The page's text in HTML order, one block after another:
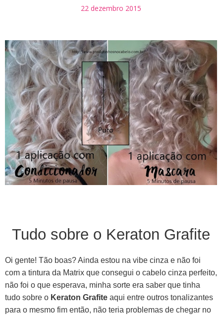
22 dezembro 2015
Tudo sobre o Keraton Grafite
Oi gente! Tão boas? Ainda estou na vibe cinza e não foi
com a tintura da Matrix que consegui o cabelo cinza perfeito,
não foi o que esperava, minha sorte era saber que tinha
tudo sobre o Keraton Grafite aqui entre outros tonalizantes
para o mesmo fim então, não teria problemas de chegar no